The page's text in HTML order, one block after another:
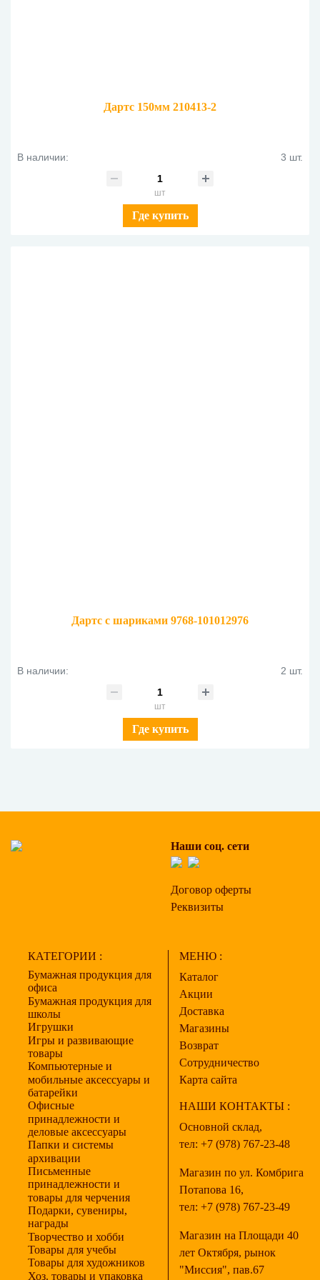
Дартс 150мм 210413-2
В наличии: 3 шт.
шт
Где купить
Дартс с шариками 9768-101012976
В наличии: 2 шт.
шт
Где купить
Наши соц. сети
Договор оферты
Реквизиты
КАТЕГОРИИ :
Бумажная продукция для
офиса
Бумажная продукция для
школы
Игрушки
Игры и развивающие
товары
Компьютерные и
мобильные аксессуары и
батарейки
Офисные
принадлежности и
деловые аксессуары
Папки и системы
архивации
Письменные
принадлежности и
товары для черчения
Подарки, сувениры,
награды
Творчество и хобби
Товары для учебы
Товары для художников
Хоз. товары и упаковка
МЕНЮ :
Каталог
Акции
Доставка
Магазины
Возврат
Сотрудничество
Карта сайта
НАШИ КОНТАКТЫ :
Основной склад,
тел: +7 (978) 767-23-48
Магазин по ул. Комбрига
Потапова 16,
тел: +7 (978) 767-23-49
Магазин на Площади 40
лет Октября, рынок
"Миссия", пав.67